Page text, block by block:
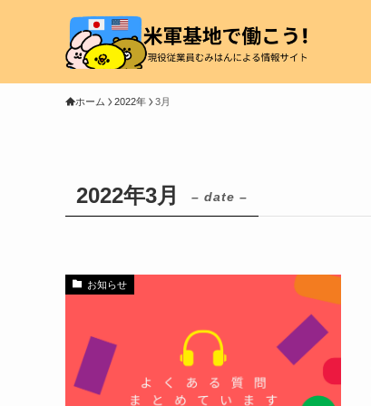
ホーム 2022年 3月
2022年3月 – date –
お知らせ